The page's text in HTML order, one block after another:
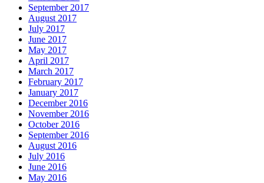
September 2017
August 2017
July 2017
June 2017
May 2017
April 2017
March 2017
February 2017
January 2017
December 2016
November 2016
October 2016
September 2016
August 2016
July 2016
June 2016
May 2016